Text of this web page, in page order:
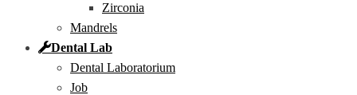
Zirconia
Mandrels
Dental Lab
Dental Laboratorium
Job